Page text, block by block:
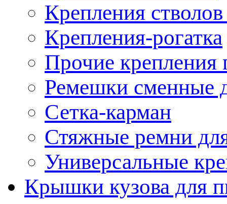
Крепления
Крепления-рогатка
Прочие крепления
Ремешки сменные
Сетка-карман
Стяжные ремни
Универсальные
Крышки кузова для